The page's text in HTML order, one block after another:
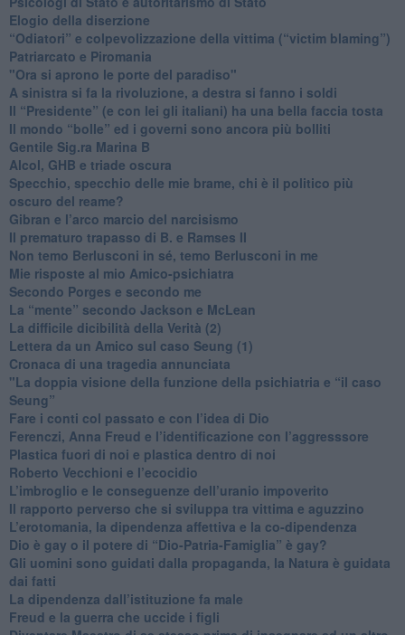
Elogio della diserzione
“Odiatori” e colpevolizzazione della vittima (“victim blaming”)
​Patriarcato e Piromania
"Ora si aprono le porte del paradiso"
​A sinistra si fa la rivoluzione, a destra si fanno i soldi
​Il “Presidente” (e con lei gli italiani) ha una bella faccia tosta
​Il mondo “bolle” ed i governi sono ancora più bolliti
​Gentile Sig.ra Marina B
​Alcol, GHB e triade oscura
​Specchio, specchio delle mie brame, chi è il politico più
oscuro del reame?
​Gibran e l’arco marcio del narcisismo
​Il prematuro trapasso di B. e Ramses II
​Non temo Berlusconi in sé, temo Berlusconi in me
​Mie risposte al mio Amico-psichiatra
​Secondo Porges e secondo me
​La “mente” secondo Jackson e McLean
La difficile dicibilità della Verità (2)
​Lettera da un Amico sul caso Seung (1)
​Cronaca di una tragedia annunciata
"​La doppia visione della funzione della psichiatria e “il caso
Seung”
​Fare i conti col passato e con l’idea di Dio
​Ferenczi, Anna Freud e l’identificazione con l’aggresssore
Plastica fuori di noi e plastica dentro di noi
​Roberto Vecchioni e l’ecocidio
​L’imbroglio e le conseguenze dell’uranio impoverito
​Il rapporto perverso che si sviluppa tra vittima e aguzzino
L’erotomania, la dipendenza affettiva e la co-dipendenza
​Dio è gay o il potere di “Dio-Patria-Famiglia” è gay?
​Gli uomini sono guidati dalla propaganda, la Natura è guidata
dai fatti
La dipendenza dall’istituzione fa male
​Freud e la guerra che uccide i figli